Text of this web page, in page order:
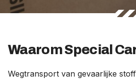
Waarom Special
Wegtransport van gevaarlijke